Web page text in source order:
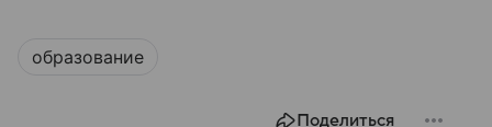
образование
Поделиться